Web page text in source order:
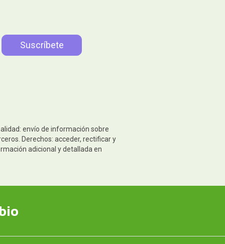
envío de información sobre
Derechos: acceder, rectificar y
adicional y detallada en